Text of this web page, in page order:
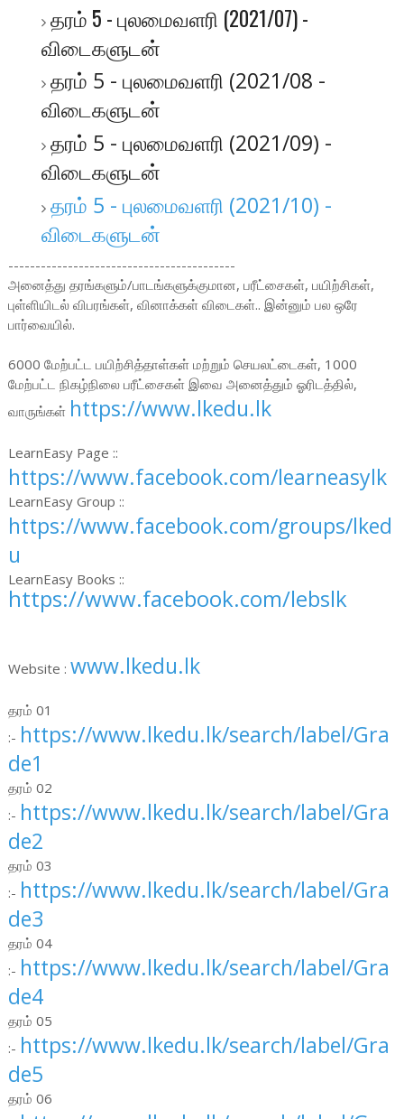
தரம் 5 - புலமைவளரி (2021/07) -
விடைகளுடன்
தரம் 5 - புலமைவளரி (2021/08 -
விடைகளுடன்
தரம் 5 - புலமைவளரி (2021/09) -
விடைகளுடன்
தரம் 5 - புலமைவளரி (2021/10) -
விடைகளுடன்
------------------------------------------
அனைத்து தரங்களும்/பாடங்களுக்குமான, பரீட்சைகள், பயிற்சிகள்,
புள்ளியிடல் விபரங்கள், வினாக்கள் விடைகள்.. இன்னும் பல ஒரே
பார்வையில்.
6000 மேற்பட்ட பயிற்சித்தாள்கள் மற்றும் செயலட்டைகள், 1000
மேற்பட்ட நிகழ்நிலை பரீட்சைகள் இவை அனைத்தும் ஓரிடத்தில்,
வாருங்கள் https://www.lkedu.lk
LearnEasy Page ::
https://www.facebook.com/learneasylk
LearnEasy Group ::
https://www.facebook.com/groups/lked
u
LearnEasy Books ::
https://www.facebook.com/lebslk
Website : www.lkedu.lk
தரம் 01
:- https://www.lkedu.lk/search/label/Gra
de1
தரம் 02
:- https://www.lkedu.lk/search/label/Gra
de2
தரம் 03
:- https://www.lkedu.lk/search/label/Gra
de3
தரம் 04
:- https://www.lkedu.lk/search/label/Gra
de4
தரம் 05
:- https://www.lkedu.lk/search/label/Gra
de5
தரம் 06